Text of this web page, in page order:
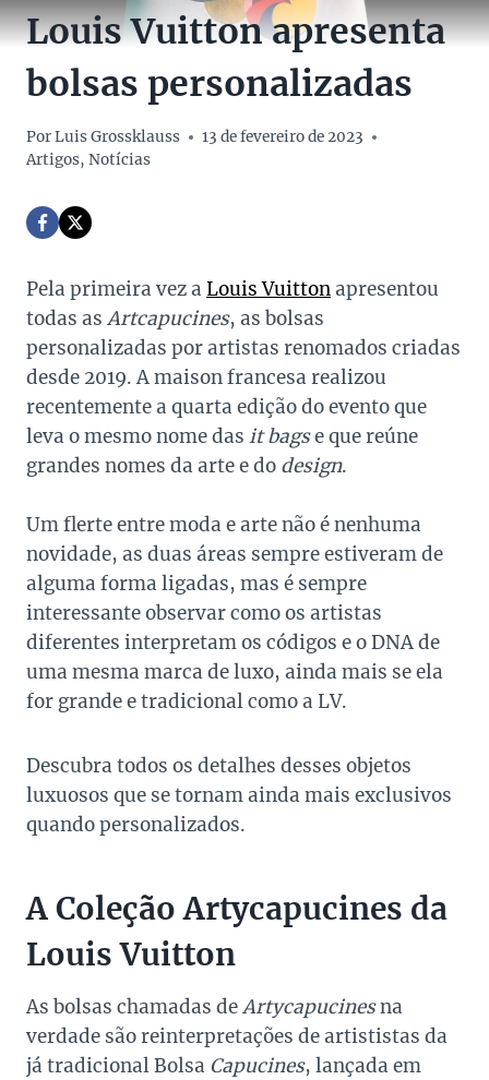
Louis Vuitton apresenta
bolsas personalizadas
PorLuis Grossklauss
13 de fevereiro de 2023
Artigos, Notícias
Pela primeira vez a Louis Vuittonapresentou
todas as Artcapucines, as bolsas
personalizadas por artistas renomados criadas
desde 2019. A maison francesa realizou
recentemente a quarta edição do evento que
leva o mesmo nome das it bagse que reúne
grandes nomes da arte e do design.
Um flerte entre moda e arte não é nenhuma
novidade, as duas áreas sempre estiveram de
alguma forma ligadas, mas é sempre
interessante observar como os artistas
diferentes interpretam os códigos e o DNA de
uma mesma marca de luxo, ainda mais se ela
for grande e tradicional como a LV.
Descubra todos os detalhes desses objetos
luxuosos que se tornam ainda mais exclusivos
quando personalizados.
A Coleção Artycapucines da
Louis Vuitton
As bolsas chamadas deArtycapucinesna
verdade são reinterpretações de artististas da
já tradicional Bolsa Capucines, lançada em